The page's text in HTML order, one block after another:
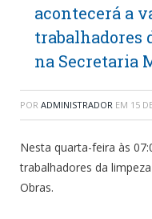
acontecerá a
trabalhadores
na Secretaria
POR ADMINISTRADOR EM 15
Nesta quarta-feira às
trabalhadores da
Obras.